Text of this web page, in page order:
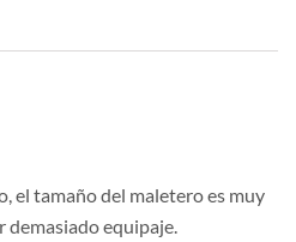
el tamaño del maletero es muy
demasiado equipaje.